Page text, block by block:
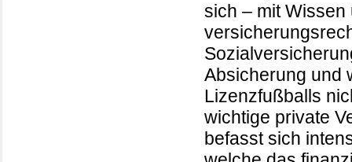
sich – mit
Absicherung und
Lizenzfußballs
wichtige private
befasst sich